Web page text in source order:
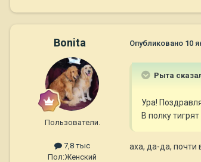
Bonita
Пользователи.
7,8 тыс
Пол:Женский
Опубликовано 10
Рыта
Ура!
В полку
аха, да-да, почти